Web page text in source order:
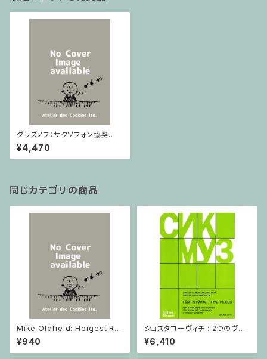
グラズノフ：サクソフォン協奏曲 /
フルスコア
¥4,470
同じカテゴリの商品
Mike Oldfield: Hergest Rid
ge / ピアノ
¥940
ショスタコーヴィチ : 2つのヴァ
イオリンとピアノのための 5つの
小品 / ヴァイオリン2とピアノ
¥6,410